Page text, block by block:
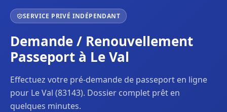
SERVICE PRIVÉ INDÉPENDANT
Demande / Renouvellement
Passeport à Le Val
Effectuez votre pré-demande de passeport en ligne
pour Le Val (83143). Dossier complet prêt en
quelques minutes.